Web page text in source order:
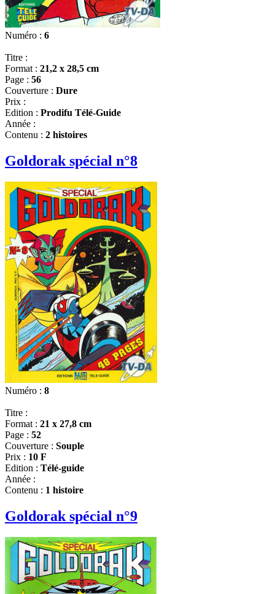
Numéro : 6
Titre :
Format : 21,2 x 28,5 cm
Page : 56
Couverture : Dure
Prix :
Edition : Prodifu Télé-Guide
Année :
Contenu : 2 histoires
Goldorak spécial n°8
Numéro : 8
Titre :
Format : 21 x 27,8 cm
Page : 52
Couverture : Souple
Prix : 10 F
Edition : Télé-guide
Année :
Contenu : 1 histoire
Goldorak spécial n°9